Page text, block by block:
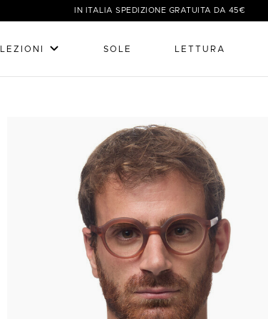
IN ITALIA SPEDIZIONE GRATUITA DA 45€
SOLE LETTURA